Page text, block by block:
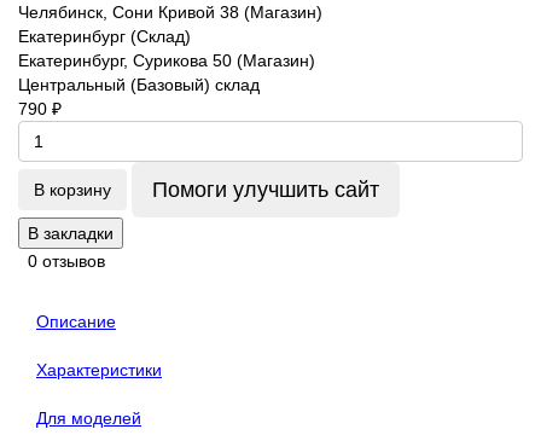
Челябинск, Сони Кривой 38 (Магазин)
Екатеринбург (Склад)
Екатеринбург, Сурикова 50 (Магазин)
Центральный (Базовый) склад
790 ₽
В корзину Помоги улучшить сайт
В закладки
0 отзывов
Описание
Характеристики
Для моделей